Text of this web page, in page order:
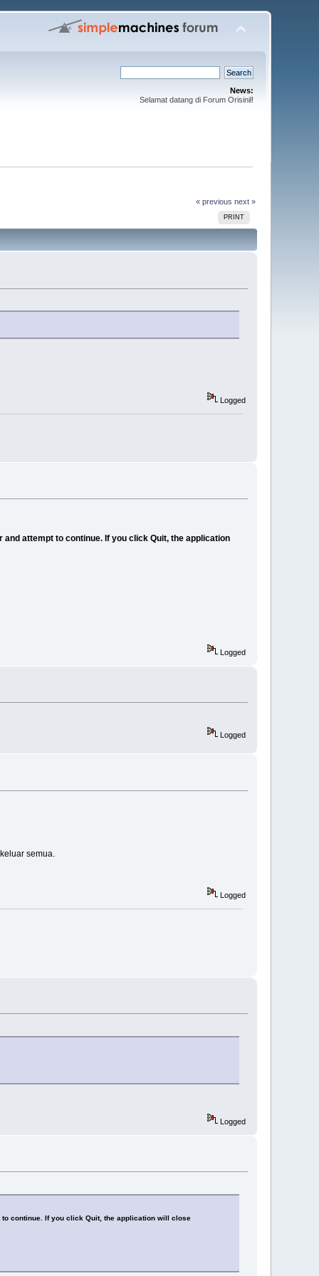
News:
Selamat datang di Forum Orisinil!
« previous next »
PRINT
Logged
attempt to continue. If you click Quit, the application
Logged
Logged
semua.
Logged
Logged
continue. If you click Quit, the application will close